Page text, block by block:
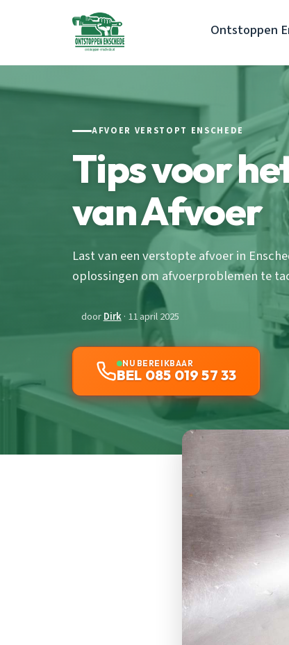
Ontstoppen
AFVOER VERSTOPT ENSCHEDE
Tips voor
van Afvoer
Last van een verstopte afvoer in
oplossingen om afvoerproblemen te
doorDirk· 11 april 2025
NU BEREIKBAAR
BEL 085 019 57 33